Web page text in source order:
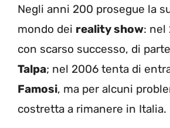
Negli anni 200 prosegue la
mondo dei reality show: nel
con scarso successo, di
Talpa; nel 2006 tenta di
Famosi, ma per alcuni
costretta a rimanere in Italia.